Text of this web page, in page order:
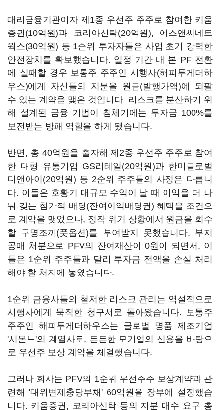
대리금융기관이자 제1종 우선주 주주로 참여한 키움
증권(10억원)과 코리아신탁(20억원), 에스앤씨네트
웍스(30억원) 등 1순위 투자자들은 사업 초기 강력한
안전장치를 확보했습니다. 일정 기간 내 본 PF 전환
에 실패할 경우 보통주 주주인 시행사(해피투게더하
우스)에게 자신들의 지분을 원금(발행가액)에 되팔
수 있는 계약을 맺은 것입니다. 리스크를 분산하기 위
해 설계된 금융 기법이 침체기에는 투자금 100%를
보전받는 방패 역할을 하게 됐습니다.
반면, 총 40억원을 출자해 제2종 우선주 주주로 참여
한 대형 유통기업 GS리테일(20억원)과 한미글로벌
디앤아이(20억원) 등 2순위 주주들의 사정은 다릅니
다. 이들은 호황기 대규모 수익이 날 때 이익을 더 나
눠 갖는 참가적 배당(잔여이익배당권) 혜택을 조건으
로 계약을 맺었으나, 정작 위기 상황에서 원금을 회수
할 구명조끼(풋옵션)를 부여받지 못했습니다. 부지
공매 처분으로 PFV의 잔여재산이 0원이 되면서, 이
들은 1순위 주주들과 달리 투자금 전액을 손실 처리
해야 할 처지에 놓였습니다.
1순위 금융사들의 철저한 리스크 관리는 역설적으로
시행사에게 묵직한 청구서로 돌아왔습니다. 보통주
주주인 해피투게더하우스는 글로벌 명품 제조기업
'시몬느'의 계열사로, 든든한 모기업의 신용을 바탕으
로 우선주 보상 계약을 체결했습니다.
그러나 회사는 PFV의 1순위 우선주주 보상계약과 관
련해 '대위변제충당부채' 60억원을 장부에 설정했습
니다. 키움증권, 코리아신탁 등의 지분 매수 요구 총